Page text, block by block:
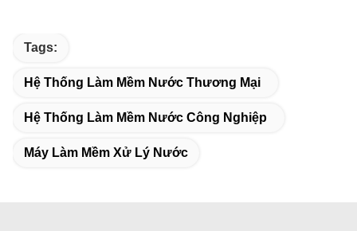
Tags:
Hệ Thống Làm Mềm Nước Thương Mại
Hệ Thống Làm Mềm Nước Công Nghiệp
Máy Làm Mềm Xử Lý Nước